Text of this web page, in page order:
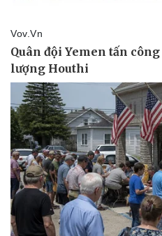
Pháp luật
Vụ án
Tin nóng
Tư vấn luật